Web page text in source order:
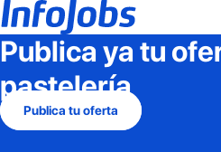
Publica ya tu
pastelería
Publica tu oferta